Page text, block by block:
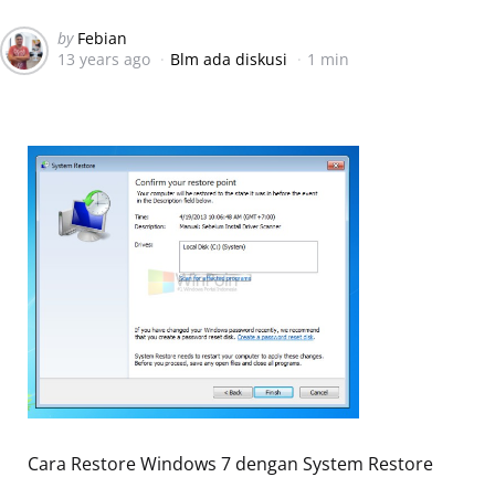
Posted
by
by Febian
13 years ago
Blm ada diskusi 1 min
Cara Restore Windows 7 dengan System Restore